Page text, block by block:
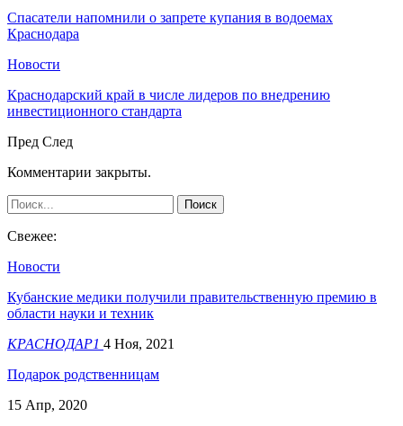
Спасатели напомнили о запрете купания в водоемах
Краснодара
Новости
Краснодарский край в числе лидеров по внедрению
инвестиционного стандарта
Пред След
Комментарии закрыты.
Свежее:
Новости
Кубанские медики получили правительственную премию в
области науки и техник
КРАСНОДАР1 4 Ноя, 2021
Подарок родственницам
15 Апр, 2020